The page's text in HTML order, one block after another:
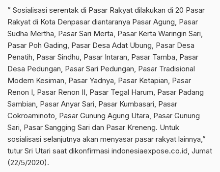
” Sosialisasi serentak di Pasar Rakyat dilakukan di 20 Pasar
Rakyat di Kota Denpasar diantaranya Pasar Agung, Pasar
Sudha Mertha, Pasar Sari Merta, Pasar Kerta Waringin Sari,
Pasar Poh Gading, Pasar Desa Adat Ubung, Pasar Desa
Penatih, Pasar Sindhu, Pasar Intaran, Pasar Tamba, Pasar
Desa Pedungan, Pasar Sari Pedungan, Pasar Tradisional
Modern Kesiman, Pasar Yadnya, Pasar Ketapian, Pasar
Renon I, Pasar Renon II, Pasar Tegal Harum, Pasar Padang
Sambian, Pasar Anyar Sari, Pasar Kumbasari, Pasar
Cokroaminoto, Pasar Gunung Agung Utara, Pasar Gunung
Sari, Pasar Sangging Sari dan Pasar Kreneng. Untuk
sosialisasi selanjutnya akan menyasar pasar rakyat lainnya,”
tutur Sri Utari saat dikonfirmasi indonesiaexpose.co.id, Jumat
(22/5/2020).